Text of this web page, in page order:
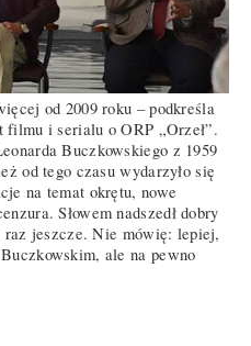
od 2009 roku – podkreśla
i serialu o ORP „Orzeł”.
Buczkowskiego z 1959
od tego czasu wydarzyło się
na temat okrętu, nowe
Słowem nadszedł dobry
jeszcze. Nie mówię: lepiej,
ale na pewno